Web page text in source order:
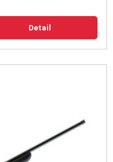
Detail